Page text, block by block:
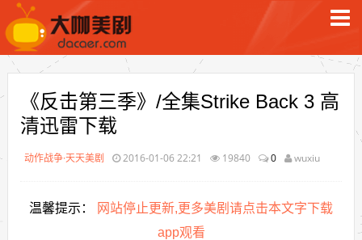
《反击第三季》/全集Strike Back 3 高
清迅雷下载
动作战争·天天美剧 2016-01-06 22:21 19840 0 wuxiu
温馨提示：
网站停止更新,更多美剧请点击本文字下载
app观看